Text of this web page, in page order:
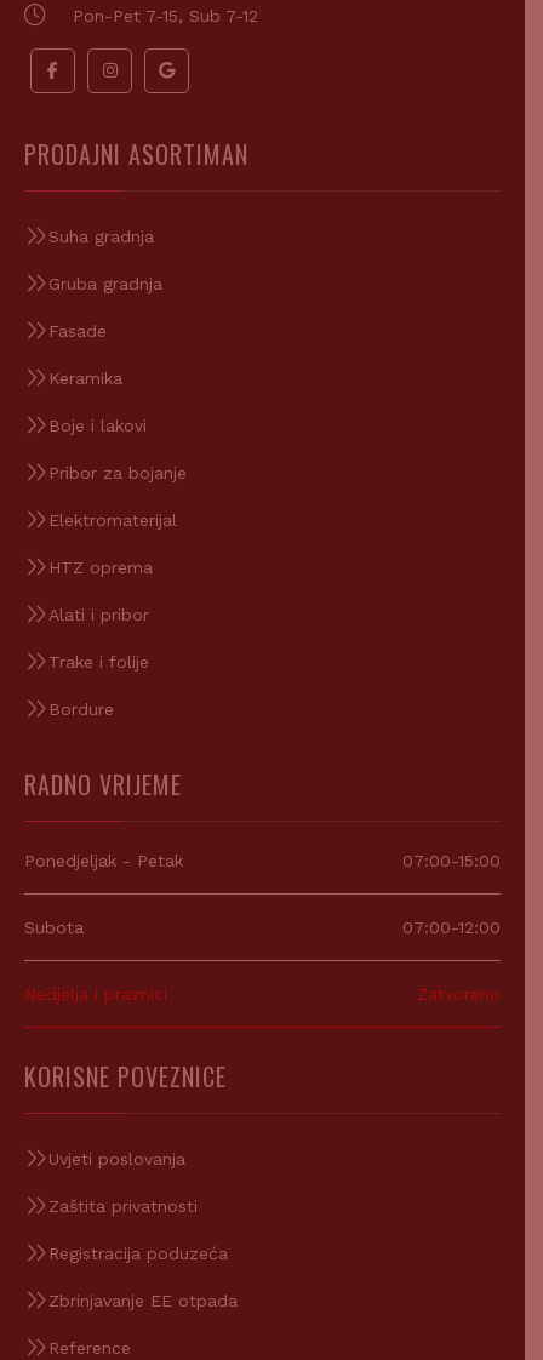
Pon-Pet 7-15, Sub 7-12
PRODAJNI ASORTIMAN
Suha gradnja
Gruba gradnja
Fasade
Keramika
Boje i lakovi
Pribor za bojanje
Elektromaterijal
HTZ oprema
Alati i pribor
Trake i folije
Bordure
RADNO VRIJEME
Ponedjeljak - Petak 07:00-15:00
Subota 07:00-12:00
Nedjelja i praznici Zatvoreno
KORISNE POVEZNICE
Uvjeti poslovanja
Zaštita privatnosti
Registracija poduzeća
Zbrinjavanje EE otpada
Reference